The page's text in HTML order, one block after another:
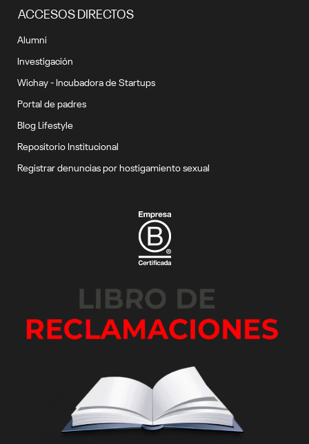
ACCESOS DIRECTOS
Alumni
Investigación
Wichay - Incubadora de Startups
Portal de padres
Blog Lifestyle
Repositorio Institucional
Registrar denuncias por hostigamiento sexual